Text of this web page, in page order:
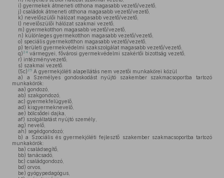
i) gyermekek átmeneti otthona magasabb vezető/vezető,
j) családok átmeneti otthona magasabb vezető/vezető,
k) nevelőszülői hálózat magasabb vezető/vezető,
l) nevelőszülői hálózat szakmai vezető,
m) gyermekotthon magasabb vezető/vezető,
n) különleges gyermekotthon magasabb vezető/vezető,
o) speciális gyermekotthon magasabb vezető/vezető,
p) területi gyermekvédelmi szakszolgálat magasabb vezető/vezető,
q) 24 vármegyei, fővárosi gyermekvédelmi szakértői bizottság vezető,
r) intézményvezető,
s) szakmai vezető.
(5c) 25 A gyermekjóléti alapellátás nem vezetői munkakörei közül
a) a Személyes gondoskodást nyújtó szakember szakmacsoportba tartozó
munkakörök:
aa) gondozó,
ab) szakgondozó,
ac) gyermekfelügyelő,
ad) kisgyermeknevelő,
ae) bölcsődei dajka,
af) szolgáltatást nyújtó személy,
ag) nevelő,
ah) segédgondozó;
b) a Szociális és gyermekjóléti fejlesztő szakember szakmacsoportba tartozó
munkakörök:
ba) családsegítő,
bb) tanácsadó,
bc) családgondozó,
bd) orvos,
be) gyógypedagógus,